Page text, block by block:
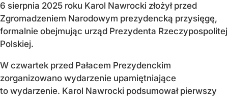
6 sierpnia 2025 roku Karol Nawrocki złożył przed
Zgromadzeniem Narodowym prezydencką przysięgę,
formalnie obejmując urząd Prezydenta Rzeczypospolitej
Polskiej.
W czwartek przed Pałacem Prezydenckim
zorganizowano wydarzenie upamiętniające
to wydarzenie. Karol Nawrocki podsumował pierwszy